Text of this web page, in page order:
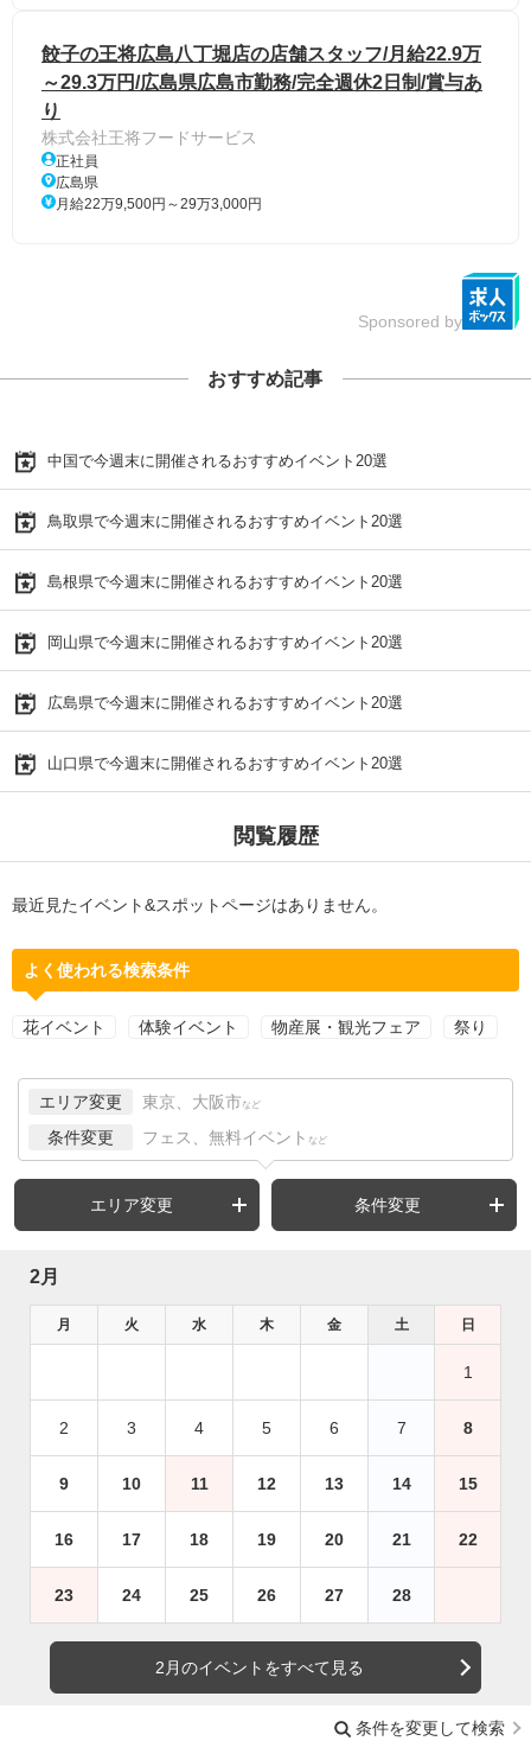
餃子の王将広島八丁堀店の店舗スタッフ/月給22.9万
～29.3万円/広島県広島市勤務/完全週休2日制/賞与あ
り
株式会社王将フードサービス
正社員
広島県
月給22万9,500円～29万3,000円
Sponsored by
おすすめ記事
中国で今週末に開催されるおすすめイベント20選
鳥取県で今週末に開催されるおすすめイベント20選
島根県で今週末に開催されるおすすめイベント20選
岡山県で今週末に開催されるおすすめイベント20選
広島県で今週末に開催されるおすすめイベント20選
山口県で今週末に開催されるおすすめイベント20選
閲覧履歴
最近見たイベント&スポットページはありません。
よく使われる検索条件
花イベント 体験イベント 物産展・観光フェア 祭り
エリア変更 東京、大阪市 など
条件変更 フェス、無料イベント など
エリア変更 条件変更
2月
月 火 水 木 金 土 日
1
2 3 4 5 6 7 8
9 10 11 12 13 14 15
16 17 18 19 20 21 22
23 24 25 26 27 28
2月のイベントをすべて見る
条件を変更して検索